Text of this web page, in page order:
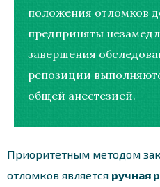
положения отломков
предприняты
завершения
репозиции
общей анестезией.
Приоритетным методом
отломков является ручная